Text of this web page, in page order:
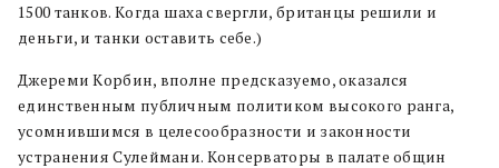
1500 танков. Когда шаха свергли, британцы решили и
деньги, и танки оставить себе.)
Джереми Корбин, вполне предсказуемо, оказался
единственным публичным политиком высокого ранга,
усомнившимся в целесообразности и законности
устранения Сулеймани. Консерваторы в палате общин